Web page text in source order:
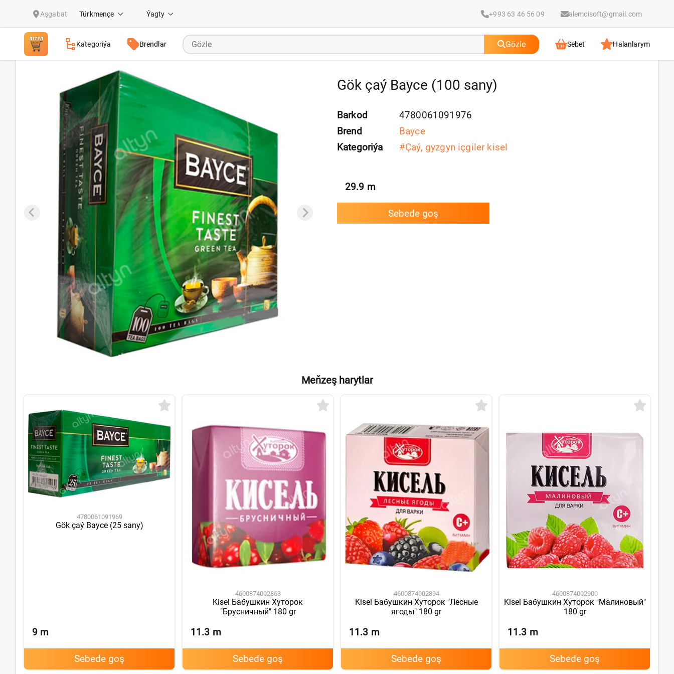
Aşgabat Türkmençe Ýagty +993 63 46 56 09 alemcisoft@gmail.com
Kategoriýa Brendlar Gözle Sebet Halanlarym
Gök çaý Bayce (100 sany)
Barkod
4780061091976
Brend
Bayce
Kategoriýa
#Çaý, gyzgyn içgiler kisel
29.9 m
Sebede goş
Meňzeş harytlar
4780061091969
Gök çaý Bayce (25 sany)
9 m
Sebede goş
4600874002863
Kisel Бабушкин Хуторок
"Брусничный" 180 gr
11.3 m
Sebede goş
4600874002894
Kisel Бабушкин Хуторок "Лесные
ягоды" 180 gr
11.3 m
Sebede goş
4600874002900
Kisel Бабушкин Хуторок "Малиновый"
180 gr
11.3 m
Sebede goş